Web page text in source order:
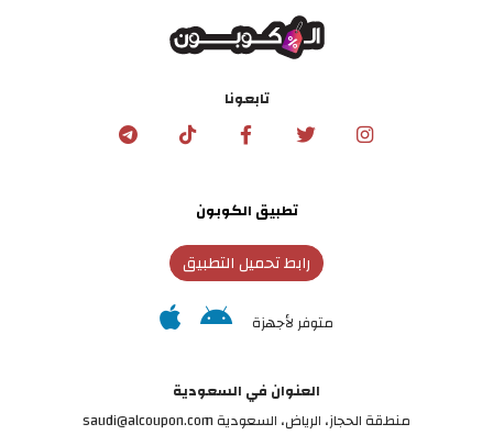
تابعونا
تطبيق الكوبون
رابط تحميل التطبيق
متوفر لأجهزة
العنوان في السعودية
منطقة الحجاز، الرياض، السعودية saudi@alcoupon.com